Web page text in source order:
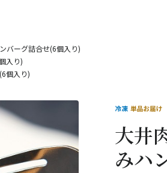
バーグ詰合せ(6個入り)
入り)
個入り)
大井
みハ